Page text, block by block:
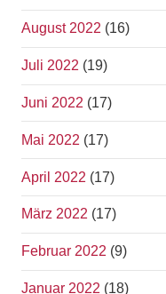
August 2022 (16)
Juli 2022 (19)
Juni 2022 (17)
Mai 2022 (17)
April 2022 (17)
März 2022 (17)
Februar 2022 (9)
Januar 2022 (18)